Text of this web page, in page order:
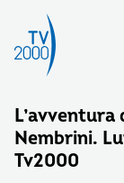
L’avventura
Nembrini.
Tv2000